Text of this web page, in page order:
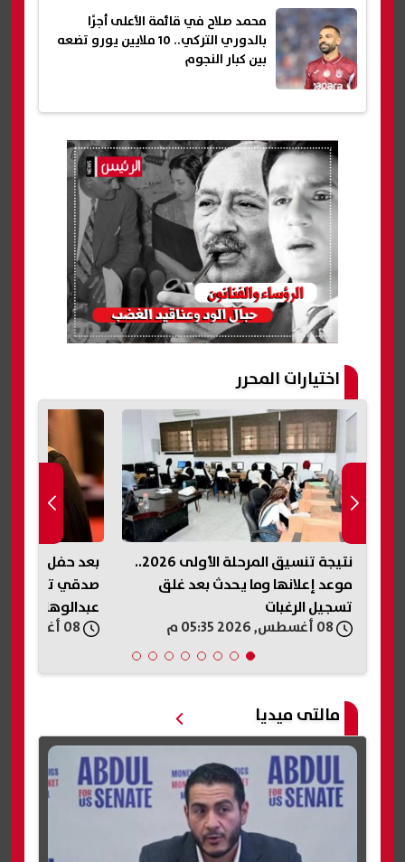
محمد صلاح في قائمة الأعلى أجرًا
بالدوري التركي.. 10 ملايين يورو تضعه
بين كبار النجوم
اختيارات المحرر
نتيجة تنسيق المرحلة الأولى 2026..
موعد إعلانها وما يحدث بعد غلق
تسجيل الرغبات
بعد حفل
صدقي توجه
عبدالوهاب
مالتى ميديا